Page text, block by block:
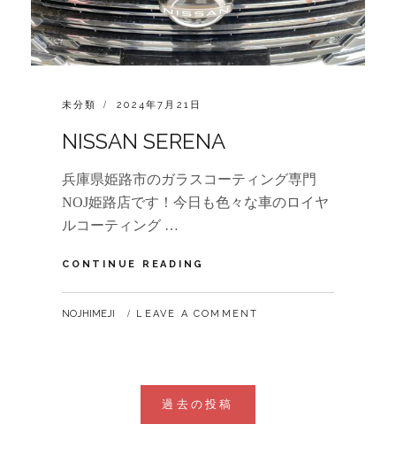
CATEGORIES:
未分類
POSTED
2024年7月21日
NISSAN SERENA
兵庫県姫路市のガラスコーティング専門
NOJ姫路店です！今日も色々な車のロイヤ
ルコーティング …
CONTINUE READING
BY
NOJHIMEJI LEAVE A COMMENT
過去の投稿